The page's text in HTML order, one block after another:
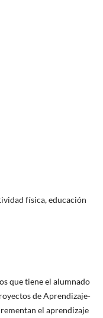
física, educación
que tiene el alumnado
de Aprendizaje-
el aprendizaje